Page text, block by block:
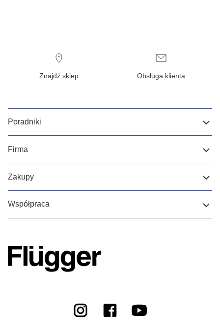
Znajdź sklep Obsługa klienta
Poradniki
Firma
Zakupy
Współpraca